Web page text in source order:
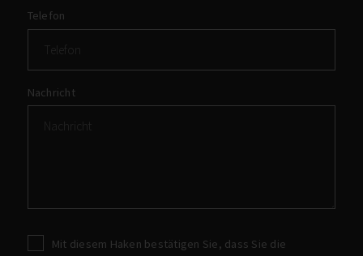
Telefon
Nachricht
Mit diesem Haken bestätigen Sie, dass Sie die